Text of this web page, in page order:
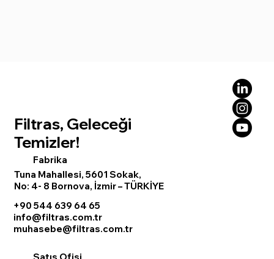
Filtras, Geleceği
Temizler!
Tuna Mahallesi, 5601 Sokak,
No: 4- 8 Bornova, İzmir – TÜRKİYE
+90 544 639 64 65
info@filtras.com.tr
muhasebe@filtras.com.tr
Fabrika